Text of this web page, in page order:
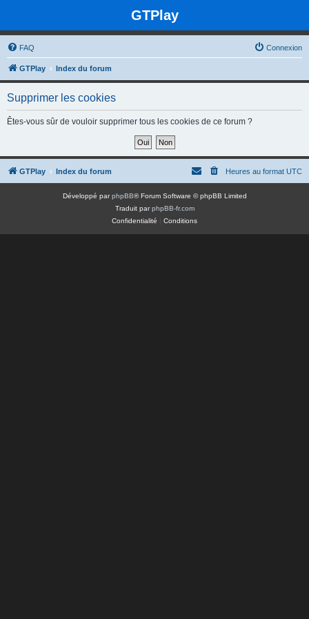
GTPlay
FAQ Connexion
GTPlay Index du forum
Supprimer les cookies
Êtes-vous sûr de vouloir supprimer tous les cookies de ce forum ?
GTPlay Index du forum Heures au format UTC
Développé parphpBB® Forum Software © phpBB Limited
Traduit parphpBB-fr.com
Confidentialité
Conditions